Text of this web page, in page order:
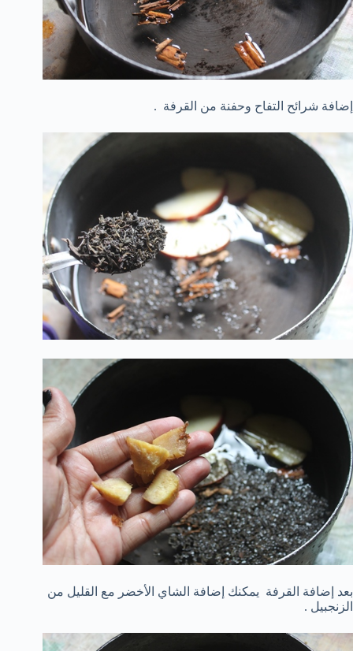
إضافة شرائح التفاح وحفنة من القرفة .
بعد إضافة القرفة يمكنك إضافة الشاي الأخضر مع القليل من
الزنجبيل .